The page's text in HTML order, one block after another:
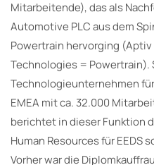
Mitarbeitende), das als
Automotive PLC aus dem
Powertrain hervorging
Technologies = Powertrain).
Technologieunternehmen
EMEA mit ca. 32.000
berichtet in dieser Funktion
Human Resources für EEDS
Vorher war die